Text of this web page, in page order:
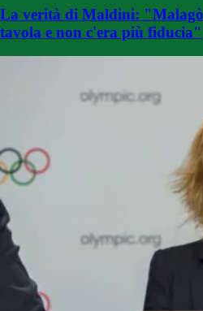
La verità di Maldini: "Malagò
tavola e non c'era più fiducia"